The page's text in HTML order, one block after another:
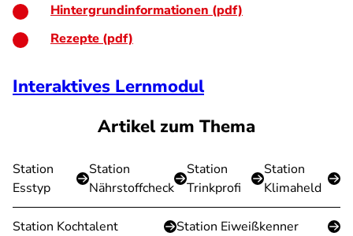
Hintergrundinformationen (pdf)
Rezepte (pdf)
Interaktives Lernmodul
Artikel zum Thema
Station
Esstyp
Station
Nährstoffcheck
Station
Trinkprofi
Station
Klimaheld
Station Kochtalent Station Eiweißkenner